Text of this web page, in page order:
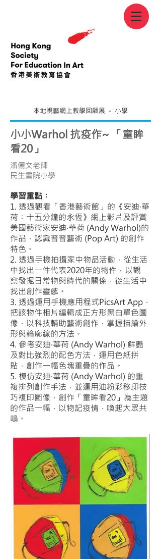
本地視藝網上教學回顧展 － 小學
小小Warhol 抗疫作~ 「童眸
看20」
潘儷文老師
民生書院小學
學習重點︰
1. 透過觀看「香港藝術館」的《安迪·華
荷︰十五分鐘的永恆》網上影片及評賞
美國藝術家安迪‧華荷 (Andy Warhol)的
作品，認識普普藝術 (Pop Art) 的創作
特色。
2. 透過手機拍攝家中物品活動，從生活
中找出一件代表2020年的物件，以觀
察發掘日常物與時代的關係，從生活中
找出創作靈感。
3. 透過運用手機應用程式PicsArt App，
把該物件相片編輯成正方形黑白單色圖
像，以科技輔助藝術創作，掌握描繪外
形與輪廓線的方法。
4. 參考安迪‧華荷 (Andy Warhol) 鮮艷
及對比強烈的配色方法，運用色紙拼
貼，創作一幅色塊重疊的作品。
5. 模仿安迪‧華荷 (Andy Warhol) 的重
複排列創作手法，並運用油粉彩移印技
巧複印圖像，創作「童眸看20」為主題
的作品一幅，以物記疫情，喚起大眾共
鳴。